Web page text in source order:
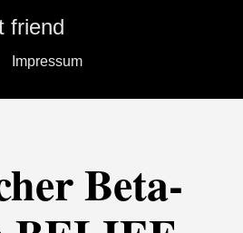
friend
Impressum
Beta-